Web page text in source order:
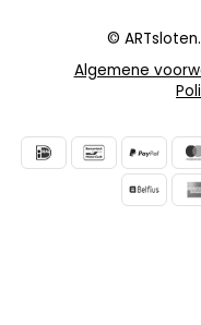
Algemene
©